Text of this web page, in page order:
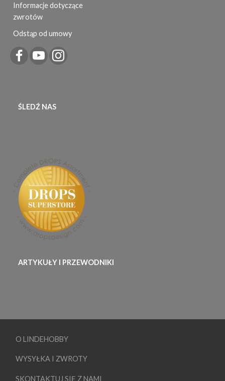
Informacje dotyczące
zwrotów
Odstąp od umowy
ŚLEDŹ NAS
ARTYKUŁY I PRZEWODNIKI
O LINDEHOBBY
WYSYŁKA I ZWROTY
SKONTAKTUJ SIĘ Z NAMI